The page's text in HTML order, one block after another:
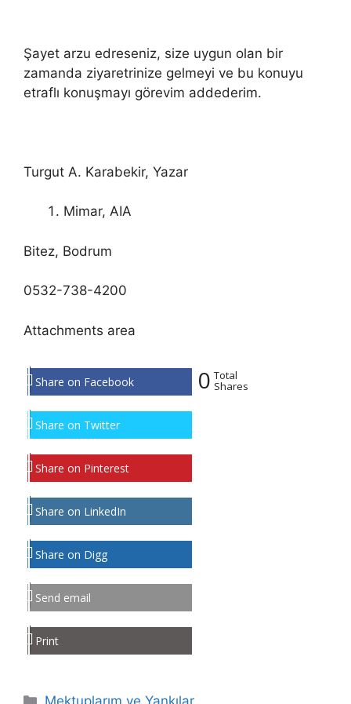
Şayet arzu edreseniz, size uygun olan bir
zamanda ziyaretrinize gelmeyi ve bu konuyu
etraflı konuşmayı görevim addederim.
Turgut A. Karabekir, Yazar
Mimar, AIA
Bitez, Bodrum
0532-738-4200
Attachments area
Share on Facebook
Share on Twitter
Share on Pinterest
Share on LinkedIn
Share on Digg
Send email
Print
0 Total
Shares
Kategoriler
Mektuplarım ve Yankılar